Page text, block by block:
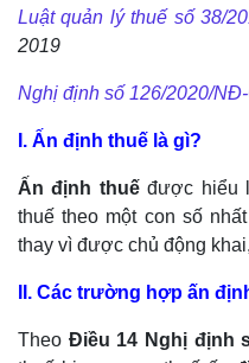
Luật quản lý thuế số 38/
2019
Nghị định số 126/2020/
I. Ấn định thuế là gì?
Ấn định thuếđược hiểu
thuế theo một con số
thay vì được chủ động
II. Các trường hợp ấn
Theo Điều 14 Nghị định